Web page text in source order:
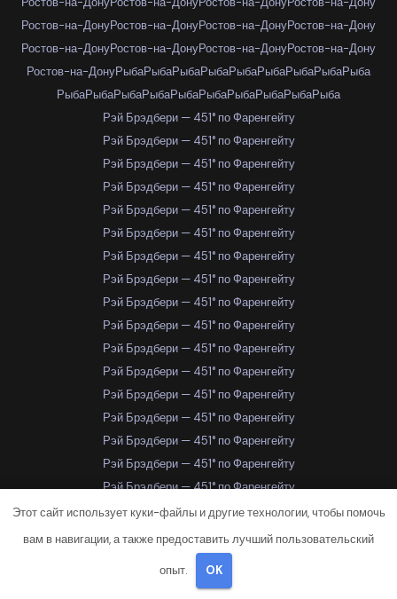
Ростов-на-ДонуРостов-на-ДонуРостов-на-ДонуРостов-на-Дону
Ростов-на-ДонуРостов-на-ДонуРостов-на-ДонуРостов-на-Дону
Ростов-на-ДонуРыбаРыбаРыбаРыбаРыбаРыбаРыбаРыбаРыба
РыбаРыбаРыбаРыбаРыбаРыбаРыбаРыбаРыбаРыба
Рэй Брэдбери — 451° по Фаренгейту
Рэй Брэдбери — 451° по Фаренгейту
Рэй Брэдбери — 451° по Фаренгейту
Рэй Брэдбери — 451° по Фаренгейту
Рэй Брэдбери — 451° по Фаренгейту
Рэй Брэдбери — 451° по Фаренгейту
Рэй Брэдбери — 451° по Фаренгейту
Рэй Брэдбери — 451° по Фаренгейту
Рэй Брэдбери — 451° по Фаренгейту
Рэй Брэдбери — 451° по Фаренгейту
Рэй Брэдбери — 451° по Фаренгейту
Рэй Брэдбери — 451° по Фаренгейту
Рэй Брэдбери — 451° по Фаренгейту
Рэй Брэдбери — 451° по Фаренгейту
Рэй Брэдбери — 451° по Фаренгейту
Рэй Брэдбери — 451° по Фаренгейту
Рэй Брэдбери — 451° по Фаренгейту
Рэй Брэдбери — 451° по Фаренгейту
Рэй Брэдбери — 451° по Фаренгейту
Рэй Брэдбери — 451° по Фаренгейту
Рэй Брэдбери — 451° по Фаренгейту
Этот сайт использует куки-файлы и другие технологии, чтобы помочь
вам в навигации, а также предоставить лучший пользовательский
опыт. OK